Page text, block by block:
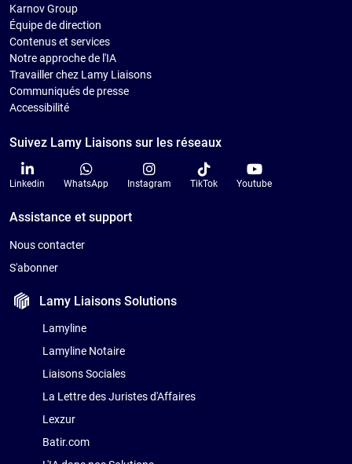
Karnov Group
Équipe de direction
Contenus et services
Notre approche de l'IA
Travailler chez Lamy Liaisons
Communiqués de presse
Accessibilité
Suivez Lamy Liaisons sur les réseaux
Linkedin WhatsApp Instagram TikTok Youtube
Assistance et support
Nous contacter
S'abonner
Lamy LiaisonsSolutions
Lamyline
Lamyline Notaire
Liaisons Sociales
La Lettre des Juristes d'Affaires
Lexzur
Batir.com